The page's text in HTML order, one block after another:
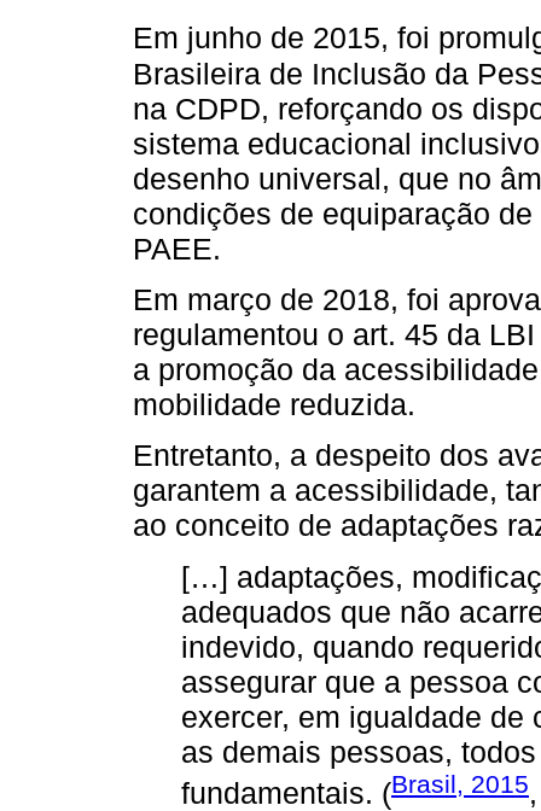
Em junho de 2015, foi
Brasileira de Inclusão da
na CDPD, reforçando os
sistema educacional
desenho universal, que no
condições de equiparação
PAEE.
Em março de 2018, foi
regulamentou o art. 45 da
a promoção da
mobilidade reduzida.
Entretanto, a despeito dos
garantem a acessibilidade,
ao conceito de adaptações
[…] adaptações,
adequados que não
indevido, quando
assegurar que a pessoa
exercer, em igualdade de
as demais pessoas,
fundamentais. (Brasil, 2015